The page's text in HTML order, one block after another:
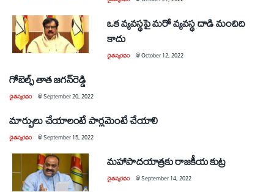
ఒక వ్యవస్థపై మరో వ్యవస్థ దాడి మంచిది
కాదు
చైతన్యరధం @October 12, 2022
గోబెల్స్‌ తాత జగన్‌రెడ్డి
చైతన్యరధం @September 20, 2022
మార్పులు చేయాలంటే పార్లమెంటే చేయాలి
చైతన్యరధం @September 15, 2022
మహాపాదయాత్రకు రాజకీయ కుట్ర
చైతన్యరధం @September 14, 2022